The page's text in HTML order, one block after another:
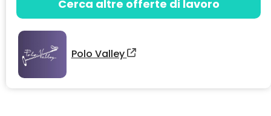
Cerca altre offerte di lavoro
Polo Valley